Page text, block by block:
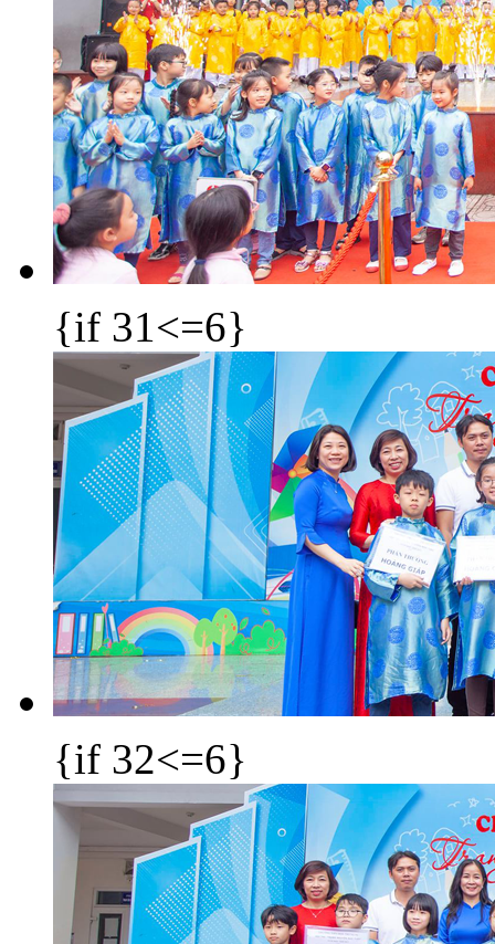
{if 31<=6}
{if 32<=6}